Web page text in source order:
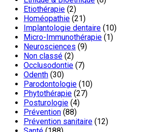
Etiothérapie (2)
Homéopathie (21)
Implantologie dentaire (10)
Micro-Immunothérapie (1)
Neurosciences (9)
Non classé (2)
Occlusodontie (7)
Odenth (30)
Parodontologie (10)
Phytothérapie (27)
Posturologie (4)
Prévention (88)
Prévention sanitaire (12)